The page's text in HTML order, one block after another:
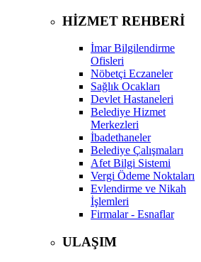
HİZMET REHBERİ
İmar Bilgilendirme
Ofisleri
Nöbetçi Eczaneler
Sağlık Ocakları
Devlet Hastaneleri
Belediye Hizmet
Merkezleri
İbadethaneler
Belediye Çalışmaları
Afet Bilgi Sistemi
Vergi Ödeme Noktaları
Evlendirme ve Nikah
İşlemleri
Firmalar - Esnaflar
ULAŞIM